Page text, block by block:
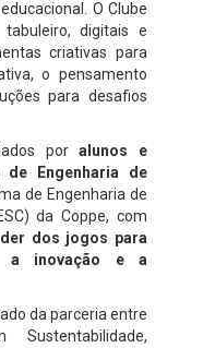
O Clube
digitais e
criativas para
o pensamento
para desafios
poralunos e
Engenharia de
de Engenharia de
da Coppe, com
dos jogos para
a inovação e a
da parceria entre